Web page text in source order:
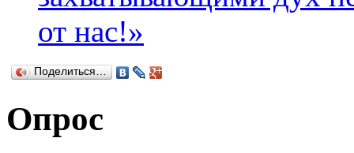
от нас!»
Поделиться…
Опрос